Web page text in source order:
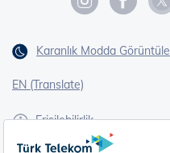
Karanlık Modda Görüntüle
EN (Translate)
Erişilebilirlik